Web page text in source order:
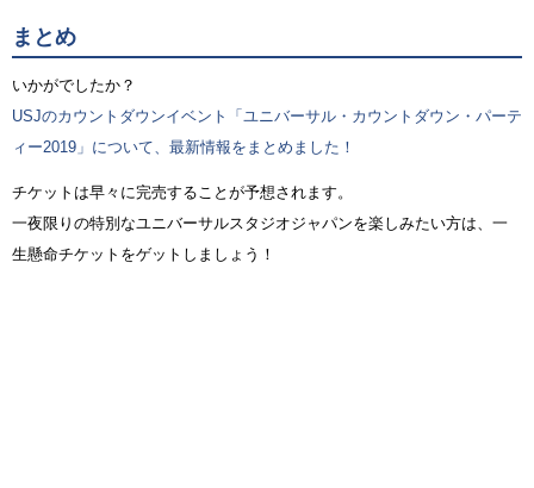
まとめ
いかがでしたか？
USJのカウントダウンイベント「ユニバーサル・カウントダウン・パーテ
ィー2019」について、最新情報をまとめました！
チケットは早々に完売することが予想されます。
一夜限りの特別なユニバーサルスタジオジャパンを楽しみたい方は、一
生懸命チケットをゲットしましょう！